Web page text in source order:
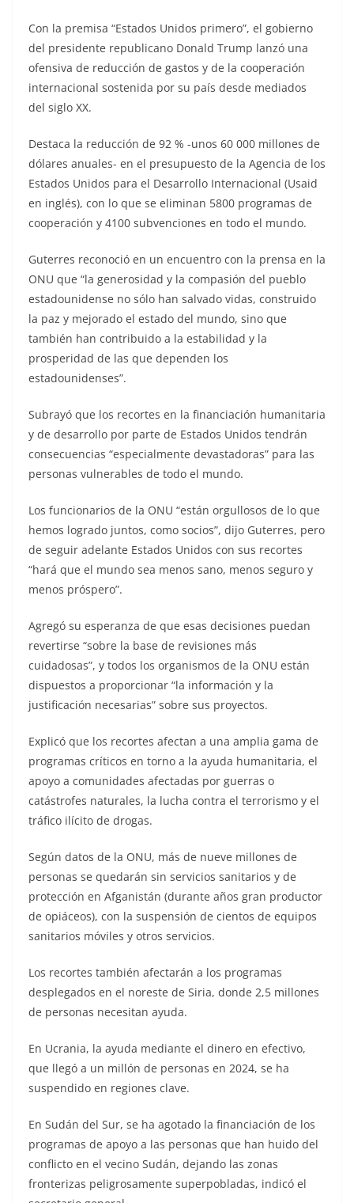
Con la premisa “Estados Unidos primero”, el gobierno
del presidente republicano Donald Trump lanzó una
ofensiva de reducción de gastos y de la cooperación
internacional sostenida por su país desde mediados
del siglo XX.
Destaca la reducción de 92 % -unos 60 000 millones de
dólares anuales- en el presupuesto de la Agencia de los
Estados Unidos para el Desarrollo Internacional (Usaid
en inglés), con lo que se eliminan 5800 programas de
cooperación y 4100 subvenciones en todo el mundo.
Guterres reconoció en un encuentro con la prensa en la
ONU que “la generosidad y la compasión del pueblo
estadounidense no sólo han salvado vidas, construido
la paz y mejorado el estado del mundo, sino que
también han contribuido a la estabilidad y la
prosperidad de las que dependen los
estadounidenses”.
Subrayó que los recortes en la financiación humanitaria
y de desarrollo por parte de Estados Unidos tendrán
consecuencias “especialmente devastadoras” para las
personas vulnerables de todo el mundo.
Los funcionarios de la ONU “están orgullosos de lo que
hemos logrado juntos, como socios”, dijo Guterres, pero
de seguir adelante Estados Unidos con sus recortes
“hará que el mundo sea menos sano, menos seguro y
menos próspero”.
Agregó su esperanza de que esas decisiones puedan
revertirse “sobre la base de revisiones más
cuidadosas”, y todos los organismos de la ONU están
dispuestos a proporcionar “la información y la
justificación necesarias” sobre sus proyectos.
Explicó que los recortes afectan a una amplia gama de
programas críticos en torno a la ayuda humanitaria, el
apoyo a comunidades afectadas por guerras o
catástrofes naturales, la lucha contra el terrorismo y el
tráfico ilícito de drogas.
Según datos de la ONU, más de nueve millones de
personas se quedarán sin servicios sanitarios y de
protección en Afganistán (durante años gran productor
de opiáceos), con la suspensión de cientos de equipos
sanitarios móviles y otros servicios.
Los recortes también afectarán a los programas
desplegados en el noreste de Siria, donde 2,5 millones
de personas necesitan ayuda.
En Ucrania, la ayuda mediante el dinero en efectivo,
que llegó a un millón de personas en 2024, se ha
suspendido en regiones clave.
En Sudán del Sur, se ha agotado la financiación de los
programas de apoyo a las personas que han huido del
conflicto en el vecino Sudán, dejando las zonas
fronterizas peligrosamente superpobladas, indicó el